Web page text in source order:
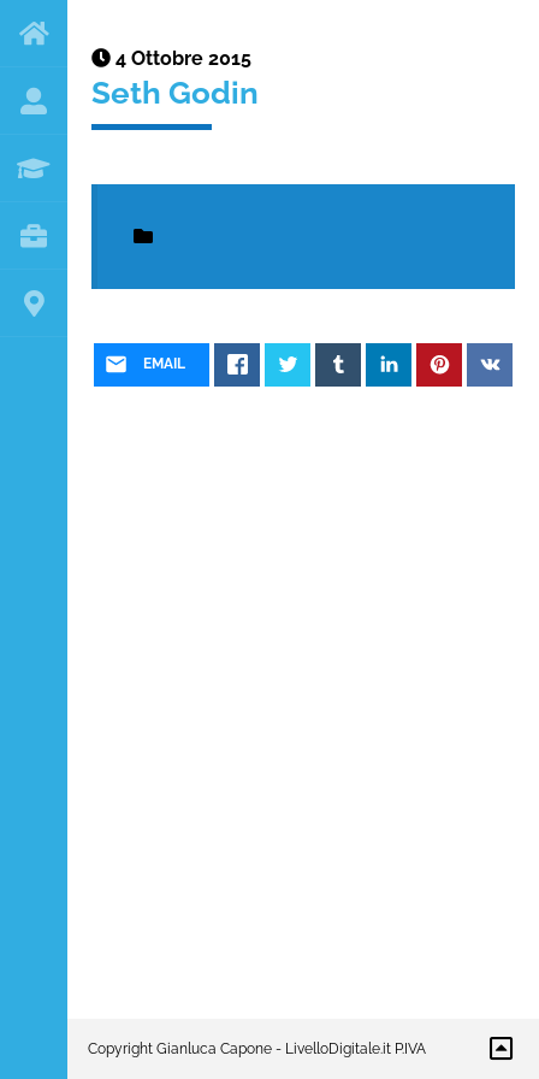
4 Ottobre 2015
Seth Godin
EMAIL
Copyright Gianluca Capone - LivelloDigitale.it P.IVA